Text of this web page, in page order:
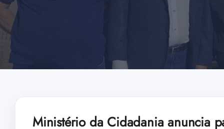
Ministério da Cidadania anuncia